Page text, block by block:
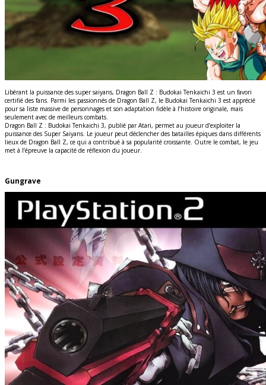
Libérant la puissance des super saiyans, Dragon Ball Z : Budokai Tenkaichi 3 est un favori
certifié des fans. Parmi les passionnés de Dragon Ball Z, le Budokai Tenkaichi 3 est apprécié
pour sa liste massive de personnages et son adaptation fidèle à l’histoire originale, mais
seulement avec de meilleurs combats.
Dragon Ball Z : Budokai Tenkaichi 3, publié par Atari, permet au joueur d’exploiter la
puissance des Super Saiyans. Le joueur peut déclencher des batailles épiques dans différents
lieux de Dragon Ball Z, ce qui a contribué à sa popularité croissante. Outre le combat, le jeu
met à l’épreuve la capacité de réflexion du joueur.
Gungrave